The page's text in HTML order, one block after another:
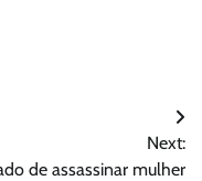
Next:
de assassinar mulher